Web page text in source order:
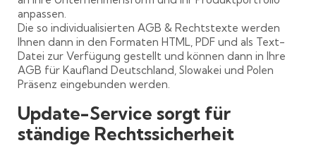
anpassen.
Die so individualisierten AGB & Rechtstexte werden
Ihnen dann in den Formaten HTML, PDF und als Text-
Datei zur Verfügung gestellt und können dann in Ihre
AGB für Kaufland Deutschland, Slowakei und Polen
Präsenz eingebunden werden.
Update-Service sorgt für
ständige Rechtssicherheit